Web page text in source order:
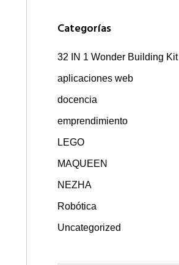
Categorías
32 IN 1 Wonder Building Kit
aplicaciones web
docencia
emprendimiento
LEGO
MAQUEEN
NEZHA
Robótica
Uncategorized